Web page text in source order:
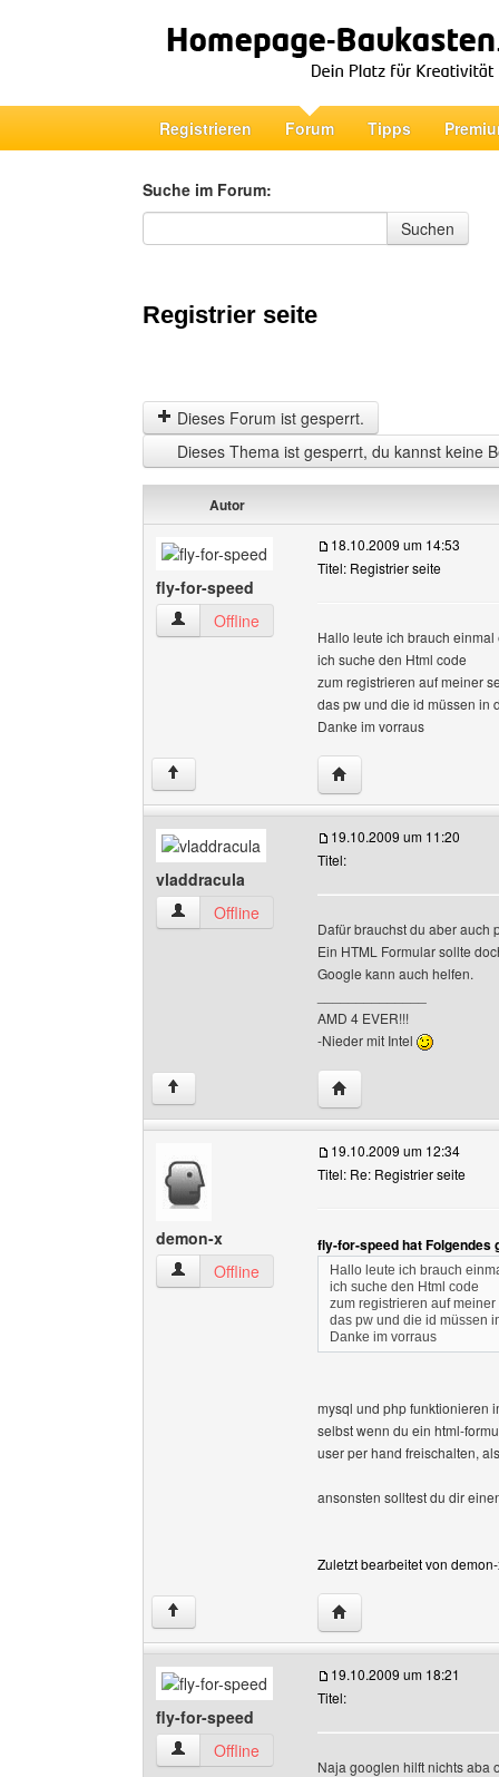
Registrieren Forum Tipps
Suche im Forum:
Suche im Forum
Suchen
Registrier seite
Dieses Forum ist gesperrt.
Dieses Thema ist gesperrt, du kannst keine
Autor
fly-for-speed
fly-for-speed Benutzer-Profile anzeigen
Offline
18.10.2009 um 14:53
Titel: Registrier seite
Hallo leute ich brauch einmal
ich suche den Html code
zum registrieren auf meiner
das pw und die id müssen in
Danke im vorraus
↑ Website dieses
vladdracula
vladdracula Benutzer-Profile anzeigen
Offline
19.10.2009 um 11:20
Titel:
Dafür brauchst du aber auch
Ein HTML Formular sollte
Google kann auch helfen.
AMD 4 EVER!!!
-Nieder mit Intel
↑ Website dieses
demon-x
demon-x Benutzer-Profile anzeigen
Offline
19.10.2009 um 12:34
Titel: Re: Registrier seite
fly-for-speed hat Folgendes
Hallo leute ich brauch
ich suche den Html code
zum registrieren auf meiner
das pw und die id müssen
Danke im vorraus
mysql und php funktionieren
selbst wenn du ein html-
user per hand freischalten,
ansonsten solltest du dir
Zuletzt bearbeitet von
↑ Website dieses
fly-for-speed
fly-for-speed Benutzer-Profile anzeigen
Offline
19.10.2009 um 18:21
Titel:
Naja googlen hilft nichts aba